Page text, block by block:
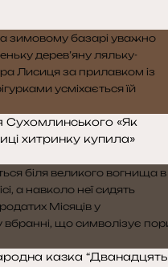
Сухомлинського «Як
хитринку купила»
казка “Дванадцять